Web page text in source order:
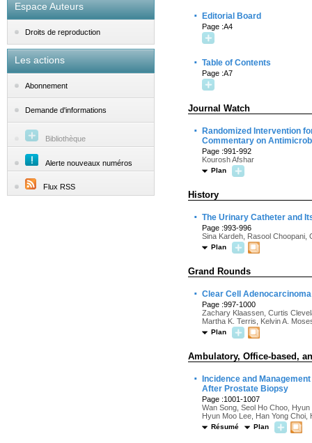
Espace Auteurs
Droits de reproduction
Les actions
Abonnement
Demande d'informations
Bibliothèque
Alerte nouveaux numéros
Flux RSS
· Editorial Board
Page :A4
· Table of Contents
Page :A7
Journal Watch
·
Randomized Intervention
Commentary on
Page :991-992
Kourosh Afshar
Plan
History
· The Urinary Catheter and
Page :993-996
Sina Kardeh, Rasool Choopani,
Plan
Grand Rounds
· Clear Cell
Page :997-1000
Zachary Klaassen, Curtis
Martha K. Terris, Kelvin A.
Plan
Ambulatory, Office-based,
·
Incidence and
After Prostate Biopsy
Page :1001-1007
Wan Song, Seol Ho Choo,
Hyun Moo Lee, Han Yong Choi,
Résumé Plan